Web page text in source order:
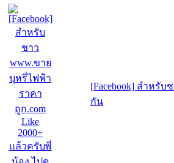
[Facebook] สำหรั
กัน